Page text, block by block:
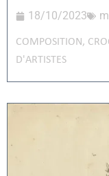
18/10/2023
COMPOSITION,
D'ARTISTES